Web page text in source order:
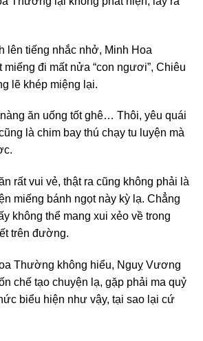
lên tiếng nhắc nhở, Minh Hoa
đi mất nửa “con ngươi”, Chiêu
lẽ khép miệng lại.
ăn uống tốt ghê… Thôi, yêu quái
là chim bay thú chạy tu luyện mà
rất vui vẻ, thật ra cũng không phải là
miếng bánh ngọt này kỳ lạ. Chẳng
không thể mang xui xẻo về trong
trên đường.
Thường không hiểu, Nguỵ Vương
chế tạo chuyện lạ, gặp phải ma quỷ
biểu hiện như vậy, tại sao lại cứ